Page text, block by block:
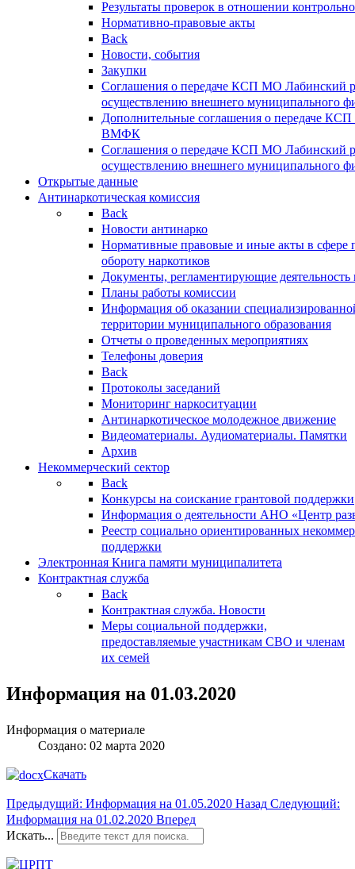
Результаты проверок в отношении
Нормативно-правовые акты
Back
Новости, события
Закупки
Соглашения о передаче КСП МО Лабинский
осуществлению внешнего муниципального
Дополнительные соглашения о передаче
ВМФК
Соглашения о передаче КСП МО Лабинский
осуществлению внешнего муниципального
Открытые данные
Антинаркотическая комиссия
Back
Новости антинарко
Нормативные правовые и иные акты в сфере
обороту наркотиков
Документы, регламентирующие деятельность
Планы работы комиссии
Информация об оказании
территории муниципального образования
Отчеты о проведенных мероприятиях
Телефоны доверия
Back
Протоколы заседаний
Мониторинг наркоситуации
Антинаркотическое молодежное движение
Видеоматериалы. Аудиоматериалы. Памятки
Архив
Некоммерческий сектор
Back
Конкурсы на соискание грантовой поддержки
Информация о деятельности АНО «Центр
Реестр социально ориентированных
поддержки
Электронная Книга памяти муниципалитета
Контрактная служба
Back
Контрактная служба. Новости
Меры социальной поддержки,
предоставляемые участникам СВО и членам
их семей
Информация на 01.03.2020
Информация о материале
Создано: 02 марта 2020
Скачать
Предыдущий: Информация на 01.05.2020 Назад Следующий:
Информация на 01.02.2020 Вперед
Искать...